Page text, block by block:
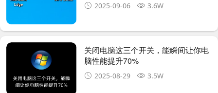
2025-09-06 3.6W
关闭电脑这三个开关，能瞬间让你电
脑性能提升70%
2025-08-29 3.5W